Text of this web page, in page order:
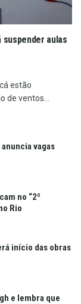
aulas
estão
ventos...
vagas
no “2º
Rio
início das obras
e lembra que